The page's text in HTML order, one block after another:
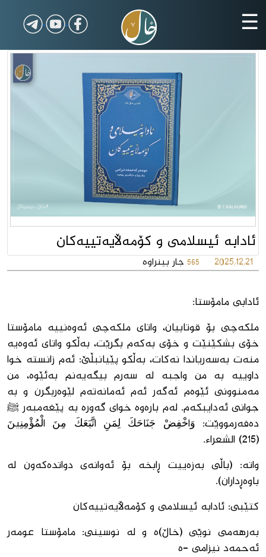
☰
ئادابە ئیسلامی و کۆمەڵایەتییەکان
2025/12/21
565 جار بینراوە
ئادابی مامۆستا:
ملکەچی بۆ قوتابیان، واتای ملکەچی ئەوەنییە مامۆستا
خۆی بشکێنێت و خۆی بەکەم بگرێت، بەڵکو واتای ئەوەیە
منەت بەسەریاندا نەکات، بەڵکو پێیانبڵێ: ئەم زانستە خوا
داوییە بە من واجبە لە سەرم بیگەیەنم بەئێوە، من
مەمنوونی ئێوەم ئەگەر ئەم ئەمانەتەم لێوەربگرن و بە
جوانی ئەدایبکەم. لەم بارەوە خوای گەورە بە پێغەمبەر ﷺ
دەفەرمووێت: وَاخْفِضْ جَنَاحَكَ لِمَنِ اتَّبَعَكَ مِنَ الْمُؤْمِنِينَ
(215) الشعراء.
واتە: (باڵی بەزەییت ڕابخە بۆ ئەوانەی دواتدەکەون لە
باوەڕداران).
کتێبی: ئادابە ئیسلامی و کۆمەڵایەتییەکان
بەرهەمی نوێی (خاڵ)ە و لە نوسینی: مامۆستا عومەر
ئەحمەد نیزامی -ە